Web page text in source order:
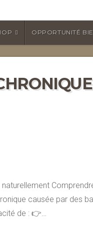
OPPORTUNITÉ
causée par des
de : 👉…